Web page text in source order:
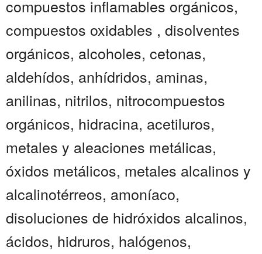
compuestos inflamables orgánicos,
compuestos oxidables , disolventes
orgánicos, alcoholes, cetonas,
aldehídos, anhídridos, aminas,
anilinas, nitrilos, nitrocompuestos
orgánicos, hidracina, acetiluros,
metales y aleaciones metálicas,
óxidos metálicos, metales alcalinos y
alcalinotérreos, amoníaco,
disoluciones de hidróxidos alcalinos,
ácidos, hidruros, halógenos,